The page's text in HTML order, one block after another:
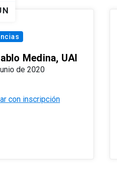
Medina, UAI
de 2020
con inscripción